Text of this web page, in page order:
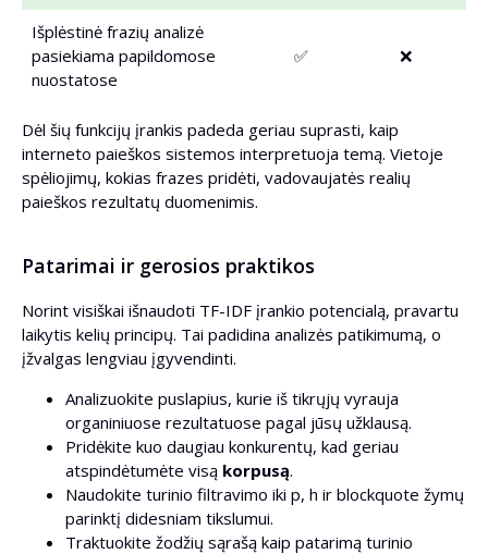
Išplėstinė frazių analizė
pasiekiama papildomose
nuostatose
✅ ❌
Dėl šių funkcijų įrankis padeda geriau suprasti, kaip
interneto paieškos sistemos interpretuoja temą. Vietoje
spėliojimų, kokias frazes pridėti, vadovaujatės realių
paieškos rezultatų duomenimis.
Patarimai ir gerosios praktikos
Norint visiškai išnaudoti TF-IDF įrankio potencialą, pravartu
laikytis kelių principų. Tai padidina analizės patikimumą, o
įžvalgas lengviau įgyvendinti.
Analizuokite puslapius, kurie iš tikrųjų vyrauja
organiniuose rezultatuose pagal jūsų užklausą.
Pridėkite kuo daugiau konkurentų, kad geriau
atspindėtumėte visą korpusą.
Naudokite turinio filtravimo iki p, h ir blockquote žymų
parinktį didesniam tikslumui.
Traktuokite žodžių sąrašą kaip patarimą turinio